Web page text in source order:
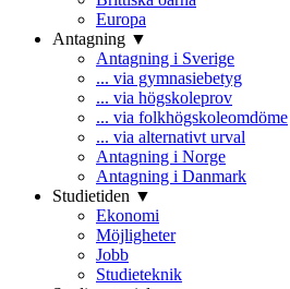
Europa
Antagning ▼
Antagning i Sverige
... via gymnasiebetyg
... via högskoleprov
... via folkhögskoleomdöme
... via alternativt urval
Antagning i Norge
Antagning i Danmark
Studietiden ▼
Ekonomi
Möjligheter
Jobb
Studieteknik